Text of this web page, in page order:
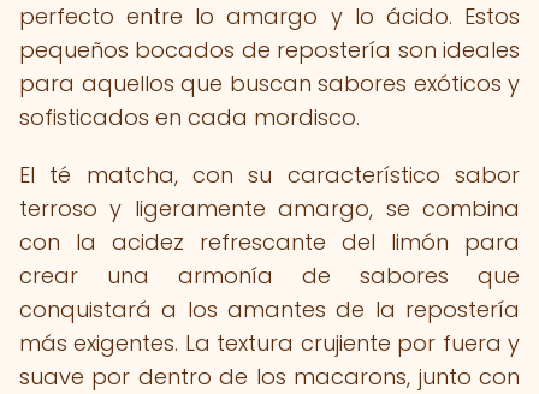
perfecto entre lo amargo y lo ácido. Estos
pequeños bocados de repostería son ideales
para aquellos que buscan sabores exóticos y
sofisticados en cada mordisco.
El té matcha, con su característico sabor
terroso y ligeramente amargo, se combina
con la acidez refrescante del limón para
crear una armonía de sabores que
conquistará a los amantes de la repostería
más exigentes. La textura crujiente por fuera y
suave por dentro de los macarons, junto con